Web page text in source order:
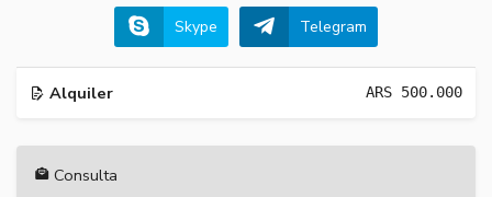
Skype Telegram
Alquiler ARS 500.000
Consulta